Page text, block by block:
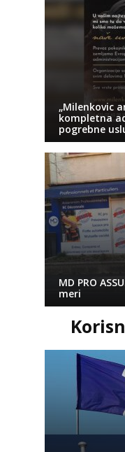
„Milenkovic
kompletna
pogrebne
MD PRO
meri